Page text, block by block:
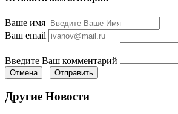
Ваше имя
Ваш email
Введите Ваш комментарий
Отмена Отправить
Другие Новости